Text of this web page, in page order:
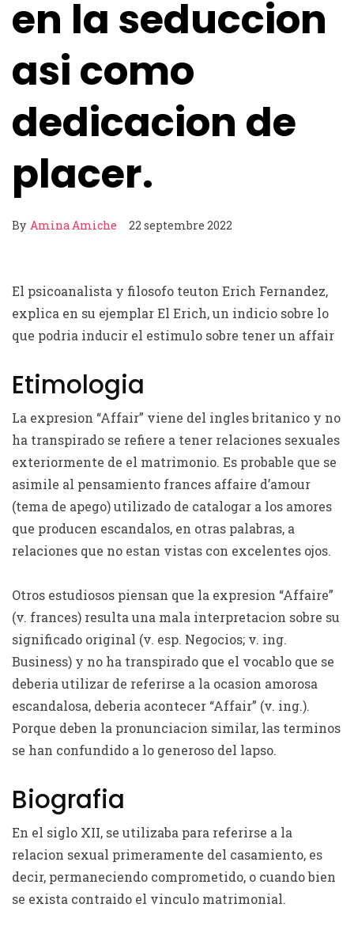
en la seduccion
asi­ como
dedicacion de
placer.
By Amina Amiche 22 septembre 2022
El psicoanalista y filosofo teuton Erich Fernandez,
explica en su ejemplar El Erich, un indicio sobre lo
que podria inducir el estimulo sobre tener un affair
Etimologia
La expresion “Affair” viene del ingles britanico y no
ha transpirado se refiere a tener relaciones sexuales
exteriormente de el matrimonio. Es probable que se
asimile al pensamiento frances affaire d’amour
(tema de apego) utilizado de catalogar a los amores
que producen escandalos, en otras palabras, a
relaciones que no estan vistas con excelentes ojos.
Otros estudiosos piensan que la expresion “Affaire”
(v. frances) resulta una mala interpretacion sobre su
significado original (v. esp. Negocios; v. ing.
Business) y no ha transpirado que el vocablo que se
deberia utilizar de referirse a la ocasion amorosa
escandalosa, deberia acontecer “Affair” (v. ing.).
Porque deben la pronunciacion similar, las terminos
se han confundido a lo generoso del lapso.
Biografia
En el siglo XII, se utilizaba para referirse a la
relacion sexual primeramente del casamiento, es
decir, permaneciendo comprometido, o cuando bien
se exista contraido el vinculo matrimonial.